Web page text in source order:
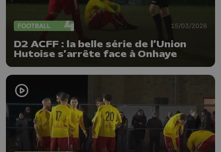
FOOTBALL 15/03/2026
D2 ACFF : la belle série de l’Union
Hutoise s’arrête face à Onhaye